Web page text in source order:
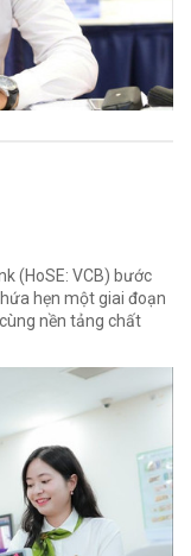
(HoSE: VCB) bước
hẹn một giai đoạn
nền tảng chất